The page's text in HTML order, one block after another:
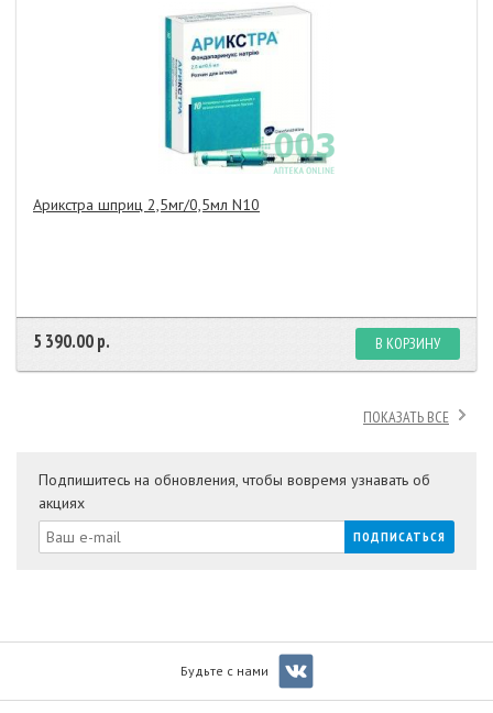
Арикстра шприц 2,5мг/0,5мл N10
5 390.00 р. В КОРЗИНУ
ПОКАЗАТЬ ВСЕ
Подпишитесь на обновления, чтобы вовремя узнавать об
акциях
Будьте с нами